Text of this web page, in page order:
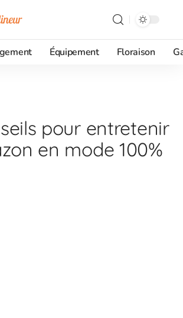
Équipement Floraison
pour entretenir
en mode 100%